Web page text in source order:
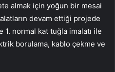
almak için yoğun bir mesai
devam ettiği projede
1. normal kat tuğla imalatı ile
borulama, kablo çekme ve